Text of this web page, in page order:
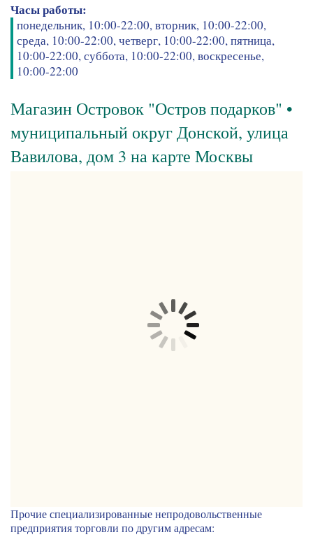
Часы работы:
понедельник, 10:00-22:00, вторник, 10:00-22:00,
среда, 10:00-22:00, четверг, 10:00-22:00, пятница,
10:00-22:00, суббота, 10:00-22:00, воскресенье,
10:00-22:00
Магазин Островок "Остров подарков" •
муниципальный округ Донской, улица
Вавилова, дом 3 на карте Москвы
Прочие специализированные непродовольственные
предприятия торговли по другим адресам: